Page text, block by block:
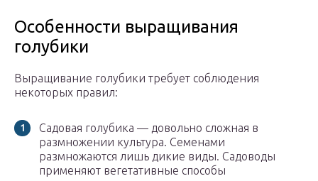
Особенности выращивания
голубики
Выращивание голубики требует соблюдения
некоторых правил:
Садовая голубика — довольно сложная в
размножении культура. Семенами
размножаются лишь дикие виды. Садоводы
применяют вегетативные способы